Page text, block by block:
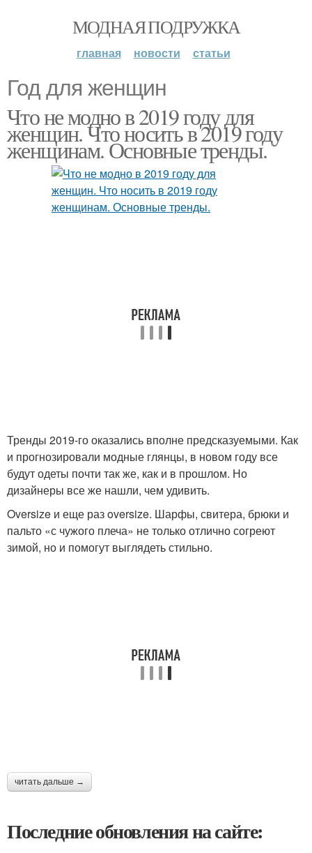
МОДНАЯ ПОДРУЖКА
главная новости статьи
Год для женщин
Что не модно в 2019 году для
женщин. Что носить в 2019 году
женщинам. Основные тренды.
Тренды 2019-го оказались вполне предсказуемыми. Как
и прогнозировали модные глянцы, в новом году все
будут одеты почти так же, как и в прошлом. Но
дизайнеры все же нашли, чем удивить.
Oversize и еще раз oversize. Шарфы, свитера, брюки и
пальто «с чужого плеча» не только отлично согреют
зимой, но и помогут выглядеть стильно.
читать дальше →
Последние обновления на сайте: